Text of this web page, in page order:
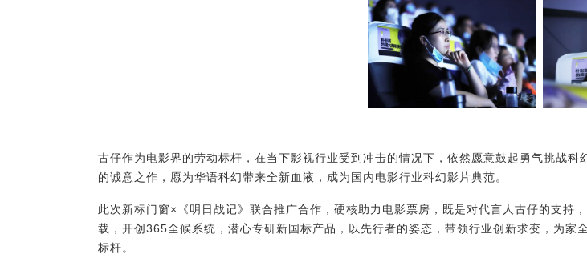
古仔作为电影界的劳动标杆，在当下影视行业受到冲击的情况下，依然愿意鼓起勇气挑战
的诚意之作，愿为华语科幻带来全新血液，成为国内电影行业科幻影片典范。
此次新标门窗×《明日战记》联合推广合作，硬核助力电影票房，既是对代言人古仔的支持
载，开创365全候系统，潜心专研新国标产品，以先行者的姿态，带领行业创新求变，为
标杆。